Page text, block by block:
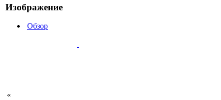
Изображение
Обзор
«